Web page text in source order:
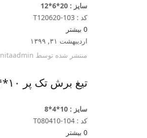
سایز : 20*6*12
کد : T120620-103
0 بیشتر
اردیبهشت ۳۱, ۱۳۹۹
منتشر شده توسط nitaadmin
تیغ برش تک پر ۱۰*۴
سایز : 10*4*8
کد : T080410-104
0 بیشتر